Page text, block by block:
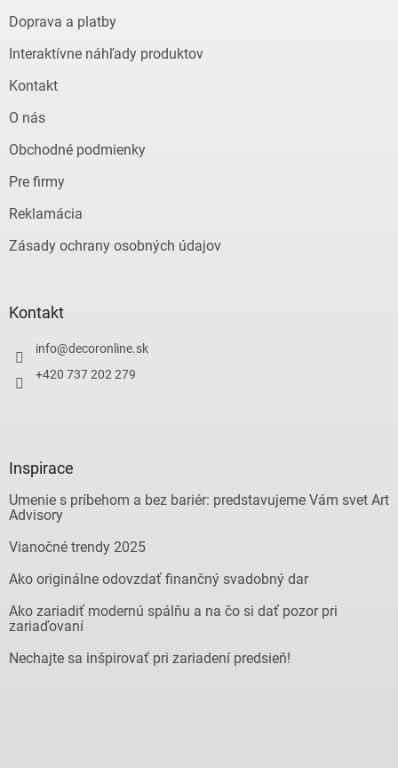
Doprava a platby
Interaktívne náhľady produktov
Kontakt
O nás
Obchodné podmienky
Pre firmy
Reklamácia
Zásady ochrany osobných údajov
Kontakt
info@decoronline.sk
+420 737 202 279
Inspirace
Umenie s príbehom a bez bariér: predstavujeme Vám svet Art
Advisory
Vianočné trendy 2025
Ako originálne odovzdať finančný svadobný dar
Ako zariadiť modernú spálňu a na čo si dať pozor pri
zariaďovaní
Nechajte sa inšpirovať pri zariadení predsieň!